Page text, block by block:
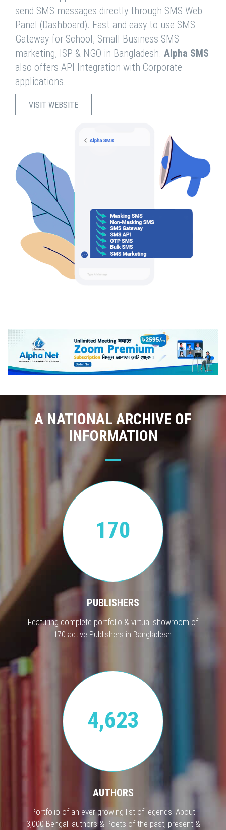
send SMS messages directly through SMS Web
Panel (Dashboard). Fast and easy to use SMS
Gateway for School, Small Business SMS
marketing, ISP & NGO in Bangladesh. Alpha SMS
also offers API Integration with Corporate
applications.
VISIT WEBSITE
A NATIONAL ARCHIVE OF
INFORMATION
170
PUBLISHERS
Featuring complete portfolio & virtual showroom of
170 active Publishers in Bangladesh.
4,623
AUTHORS
Portfolio of an ever growing list of legends. About
3,000 Bengali authors & Poets of the past, present &